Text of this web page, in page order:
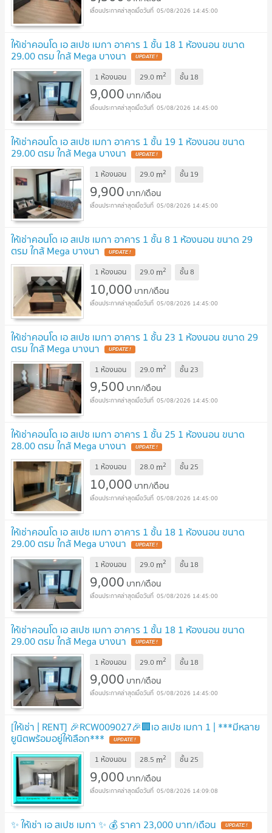
05/08/2026 14:45:00
ให้เช่าคอนโด เอ สเปซ เมกา อาคาร 1 ชั้น 18 1 ห้องนอน ขนาด
29.00 ตรม ใกล้ Mega บางนา
1 ห้องนอน 29.0 m2 ชั้น 18
9,000 บาท/เดือน
05/08/2026 14:45:00
ให้เช่าคอนโด เอ สเปซ เมกา อาคาร 1 ชั้น 19 1 ห้องนอน ขนาด
29.00 ตรม ใกล้ Mega บางนา
1 ห้องนอน 29.0 m2 ชั้น 19
9,900 บาท/เดือน
05/08/2026 14:45:00
ให้เช่าคอนโด เอ สเปซ เมกา อาคาร 1 ชั้น 8 1 ห้องนอน ขนาด 29
ตรม ใกล้ Mega บางนา
1 ห้องนอน 29.0 m2 ชั้น8
10,000 บาท/เดือน
05/08/2026 14:45:00
ให้เช่าคอนโด เอ สเปซ เมกา อาคาร 1 ชั้น 23 1 ห้องนอน ขนาด 29
ตรม ใกล้ Mega บางนา
1 ห้องนอน 29.0 m2 ชั้น23
9,500 บาท/เดือน
05/08/2026 14:45:00
ให้เช่าคอนโด เอ สเปซ เมกา อาคาร 1 ชั้น 25 1 ห้องนอน ขนาด
28.00 ตรม ใกล้ Mega บางนา
1 ห้องนอน 28.0 m2 ชั้น25
10,000 บาท/เดือน
05/08/2026 14:45:00
ให้เช่าคอนโด เอ สเปซ เมกา อาคาร 1 ชั้น 18 1 ห้องนอน ขนาด
29.00 ตรม ใกล้ Mega บางนา
1 ห้องนอน 29.0 m2 ชั้น 18
9,000 บาท/เดือน
05/08/2026 14:45:00
ให้เช่าคอนโด เอ สเปซ เมกา อาคาร 1 ชั้น 18 1 ห้องนอน ขนาด
29.00 ตรม ใกล้ Mega บางนา
1 ห้องนอน 29.0 m2 ชั้น 18
9,000 บาท/เดือน
05/08/2026 14:45:00
[ให้เช่า | RENT] 🎉RCW009027🎉🏢เอ สเปซ เมกา 1 | ***มีหลาย
ยูนิตพร้อมอยู่ให้เลือก***
1 ห้องนอน 28.5 m2 ชั้น25
9,000 บาท/เดือน
05/08/2026 14:09:08
✨ ให้เช่า เอ สเปซ เมกา ✨ 💰 ราคา 23,000 บาท/เดือน